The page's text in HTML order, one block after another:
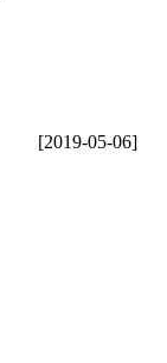
[2019-05-06]